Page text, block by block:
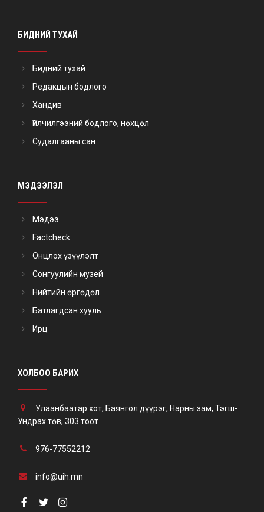
БИДНИЙ ТУХАЙ
Бидний тухай
Редакцын бодлого
Хандив
Үйлчилгээний бодлого, нөхцөл
Судалгааны сан
МЭДЭЭЛЭЛ
Мэдээ
Factcheck
Онцлох үзүүлэлт
Сонгуулийн музей
Нийтийн өргөдөл
Батлагдсан хууль
Ирц
ХОЛБОО БАРИХ
Улаанбаатар хот, Баянгол дүүрэг, Нарны зам, Тэгш-
Ундрах төв, 303 тоот
976-77552212
info@uih.mn